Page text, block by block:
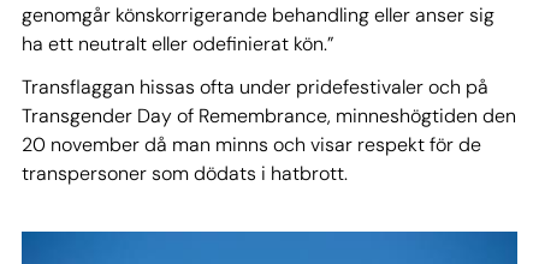
genomgår könskorrigerande behandling eller anser sig
ha ett neutralt eller odefinierat kön.”
Transflaggan hissas ofta under pridefestivaler och på
Transgender Day of Remembrance, minneshögtiden den
20 november då man minns och visar respekt för de
transpersoner som dödats i hatbrott.